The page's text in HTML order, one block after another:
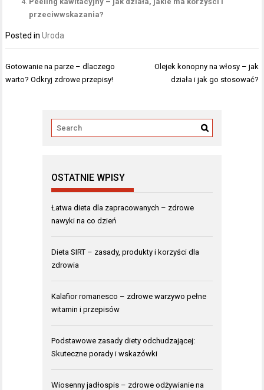
przeciwwskazania?
Posted inUroda
Nawigacja
wpisu
Gotowanie na parze – dlaczego
warto? Odkryj zdrowe przepisy!
Olejek konopny na włosy – jak
działa i jak go stosować?
OSTATNIE WPISY
Łatwa dieta dla zapracowanych – zdrowe
nawyki na co dzień
Dieta SIRT – zasady, produkty i korzyści dla
zdrowia
Kalafior romanesco – zdrowe warzywo pełne
witamin i przepisów
Podstawowe zasady diety odchudzającej:
Skuteczne porady i wskazówki
Wiosenny jadłospis – zdrowe odżywianie na